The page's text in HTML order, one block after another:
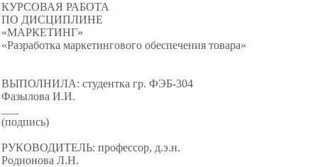
КУРСОВАЯ РАБОТА
ПО ДИСЦИПЛИНЕ
«МАРКЕТИНГ»
«Разработка маркетингового обеспечения товара»
ВЫПОЛНИЛА: студентка гр. ФЭБ-304
Фазылова И.И.
(подпись)
РУКОВОДИТЕЛЬ: профессор, д.э.н.
Родионова Л.Н.